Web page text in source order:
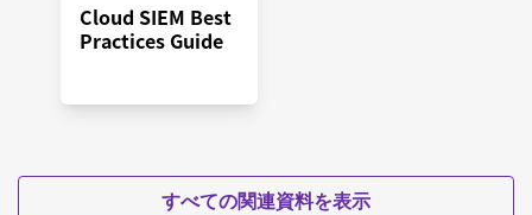
Cloud SIEM Best
Practices Guide
すべての関連資料を表示